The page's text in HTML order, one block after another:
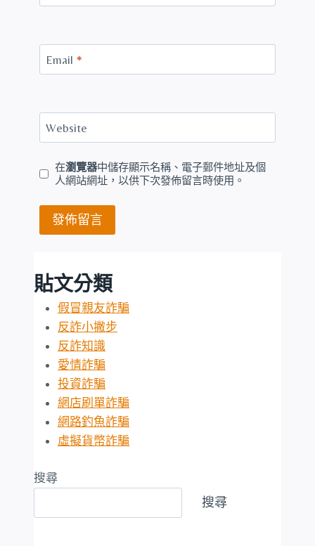
Email *
Website
在瀏覽器中儲存顯示名稱、電子郵件地址及個
人網站網址，以供下次發佈留言時使用。
貼文分類
假冒親友詐騙
反詐小撇步
反詐知識
愛情詐騙
投資詐騙
網店刷單詐騙
網路釣魚詐騙
虛擬貨幣詐騙
搜尋
搜尋